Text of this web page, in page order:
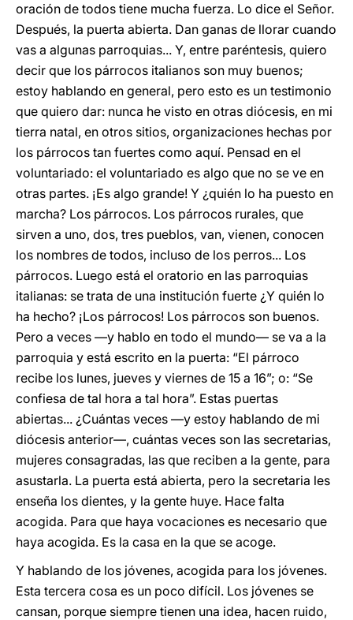
oración de todos tiene mucha fuerza. Lo dice el Señor.
Después, la puerta abierta. Dan ganas de llorar cuando
vas a algunas parroquias... Y, entre paréntesis, quiero
decir que los párrocos italianos son muy buenos;
estoy hablando en general, pero esto es un testimonio
que quiero dar: nunca he visto en otras diócesis, en mi
tierra natal, en otros sitios, organizaciones hechas por
los párrocos tan fuertes como aquí. Pensad en el
voluntariado: el voluntariado es algo que no se ve en
otras partes. ¡Es algo grande! Y ¿quién lo ha puesto en
marcha? Los párrocos. Los párrocos rurales, que
sirven a uno, dos, tres pueblos, van, vienen, conocen
los nombres de todos, incluso de los perros... Los
párrocos. Luego está el oratorio en las parroquias
italianas: se trata de una institución fuerte ¿Y quién lo
ha hecho? ¡Los párrocos! Los párrocos son buenos.
Pero a veces ―y hablo en todo el mundo― se va a la
parroquia y está escrito en la puerta: “El párroco
recibe los lunes, jueves y viernes de 15 a 16”; o: “Se
confiesa de tal hora a tal hora”. Estas puertas
abiertas... ¿Cuántas veces ―y estoy hablando de mi
diócesis anterior―, cuántas veces son las secretarias,
mujeres consagradas, las que reciben a la gente, para
asustarla. La puerta está abierta, pero la secretaria les
enseña los dientes, y la gente huye. Hace falta
acogida. Para que haya vocaciones es necesario que
haya acogida. Es la casa en la que se acoge.
Y hablando de los jóvenes, acogida para los jóvenes.
Esta tercera cosa es un poco difícil. Los jóvenes se
cansan, porque siempre tienen una idea, hacen ruido,